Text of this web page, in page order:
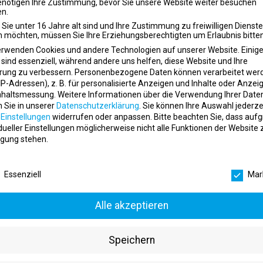
Sportstätten-Betriebs GmbH placeNürnberg
im Fitnessbereich – Jetzt bei Impuls in Haltern am
GbR placeHaltern am See
Fitnessjobs
Ihre Zustimmung, bevor Sie unsere Website weiter besuchen
Sie unter 16 Jahre alt sind und Ihre Zustimmung zu freiwilligen
möchten, müssen Sie Ihre Erziehungsberechtigten um Erlaubnis
Cookies und andere Technologien auf unserer Website.
essenziell, während andere uns helfen, diese Website und Ihre
zu verbessern. Personenbezogene Daten können verarbeitet
Adressen), z. B. für personalisierte Anzeigen und Inhalte oder
Weitere Informationen über die Verwendung Ihrer
Sie in unserer Datenschutzerklärung. Sie können Ihre Auswahl
Einstellungen widerrufen oder anpassen. Bitte beachten Sie, dass
Einstellungen möglicherweise nicht alle Funktionen der Website
stehen.
Essenziell
Alle akzeptieren
Speichern